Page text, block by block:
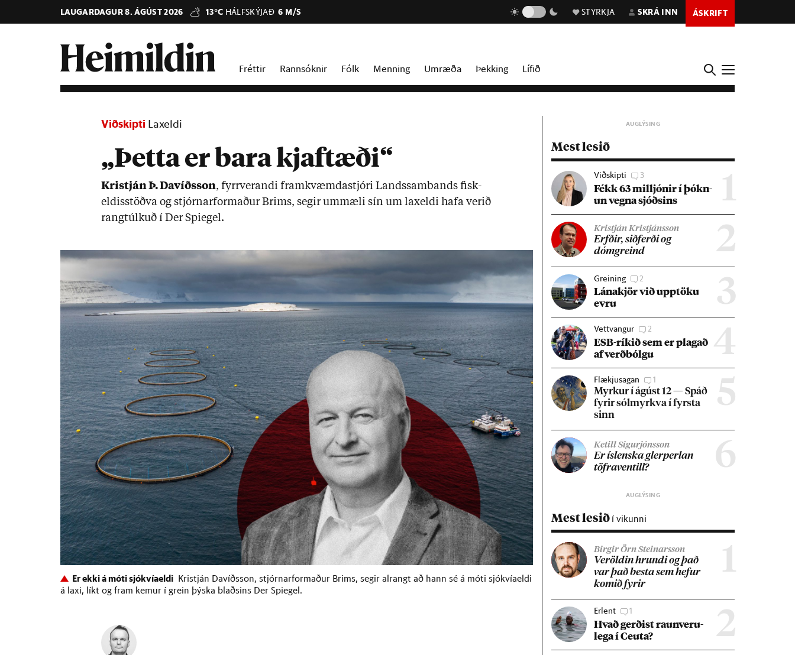
LAUGARDAGUR 8. ÁGÚST 2026 13°C HÁLFSKÝJAÐ 6 M/S STYRKJA SKRÁ INN ÁSKRIFT
Fréttir Rannsóknir Fólk Menning Umræða Þekking Lífið
Viðskipti Laxeldi
„Þetta er bara kjaftæði“
Kristján Þ. Dav­íðs­son, fyrr­ver­andi fram­kvæmda­stjóri Lands­sam­bands fisk­
eld­is­stöðva og stjórn­ar­formað­ur Brims, seg­ir um­mæli sín um lax­eldi hafa ver­ið
rangtúlk­uð í Der Spieg­el.
Er ekki á móti sjókvíaeldi Kristján Davíðsson, stjórnarformaður Brims, segir alrangt að hann sé á móti sjókvíaeldi
á laxi, líkt og fram kemur í grein þýska blaðsins Der Spiegel.
Mest lesið
1
Viðskipti 3
Fékk 63 millj­ón­ir í þókn­
un vegna sjóðs­ins
2
Kristján Kristjánsson
Erfð­ir, sið­ferði og
dómgreind
3
Greining 2
Lána­kjör við upp­töku
evru
4
Vettvangur 2
ESB-rík­ið sem er plag­að
af verð­bólgu
5
Flækjusagan 1
Myrk­ur í ág­úst 12 — Spáð
fyr­ir sól­myrkva í fyrsta
sinn
6
Ketill Sigurjónsson
Er ís­lenska glerperl­an
töfra­ventill?
Mest lesið í vikunni
1
Birgir Örn Steinarsson
Ver­öld­in hrundi og það
var það besta sem hef­ur
kom­ið fyr­ir
2
Erlent 1
Hvað gerð­ist raun­veru­
lega í Ceuta?